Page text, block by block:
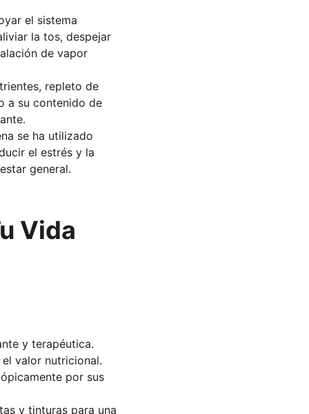
el sistema
la tos, despejar
de vapor
repleto de
a su contenido de
se ha utilizado
el estrés y la
general.
Vida
y terapéutica.
valor nutricional.
por sus
y tinturas para una